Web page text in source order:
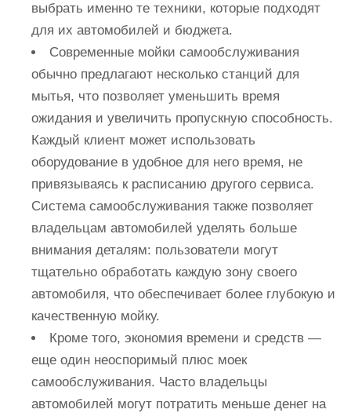
выбрать именно те техники, которые подходят
для их автомобилей и бюджета.
Современные мойки самообслуживания
обычно предлагают несколько станций для
мытья, что позволяет уменьшить время
ожидания и увеличить пропускную способность.
Каждый клиент может использовать
оборудование в удобное для него время, не
привязываясь к расписанию другого сервиса.
Система самообслуживания также позволяет
владельцам автомобилей уделять больше
внимания деталям: пользователи могут
тщательно обработать каждую зону своего
автомобиля, что обеспечивает более глубокую и
качественную мойку.
Кроме того, экономия времени и средств —
еще один неоспоримый плюс моек
самообслуживания. Часто владельцы
автомобилей могут потратить меньше денег на